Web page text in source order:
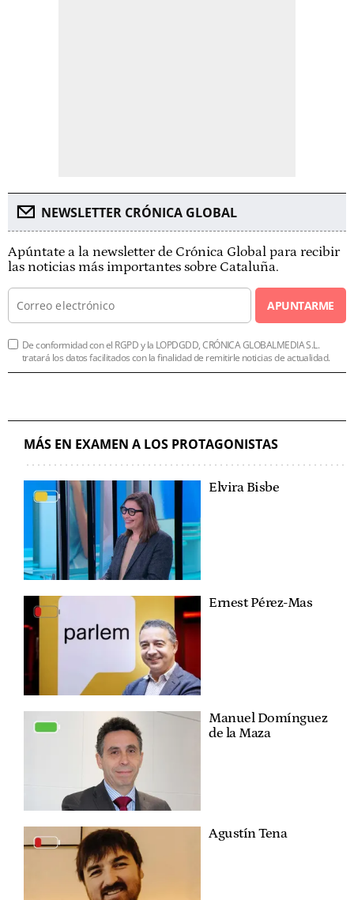
NEWSLETTER CRÓNICA GLOBAL
Apúntate a la newsletter de Crónica Global para recibir
las noticias más importantes sobre Cataluña.
APUNTARME
De conformidad con el RGPD y la LOPDGDD, CRÓNICA GLOBALMEDIA S.L.
tratará los datos facilitados con la finalidad de remitirle noticias de actualidad.
MÁS EN EXAMEN A LOS PROTAGONISTAS
Elvira Bisbe
Ernest Pérez-Mas
Manuel Domínguez
de la Maza
Agustín Tena